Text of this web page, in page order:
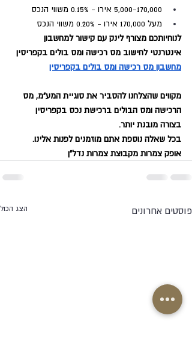
5,000-170,000 אירו - 0.15% משווי הנכס
מעל 170,000 אירו - 0.20% משווי הנכס
לנוחיותכם מצורף לינק עם קישור למחשבון
אינטרנטי לחישוב מס רכישה ומס בולים בקפריסין
מחשבון מס רכישה ומס בולים בקפריסין
מקווים שהצלחנו להסביר את סוגיית המע"מ, מס
הרכישה ומס הבולים ברכישת נכס בקפריסין
בצורה מובנת יותר.
בכל שאלה נוספת אתם מוזמנים לפנות אלינו.
אופק צמרות מקבוצת צמרות נדל"ן
פוסטים אחרונים הצג הכול